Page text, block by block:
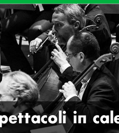
in